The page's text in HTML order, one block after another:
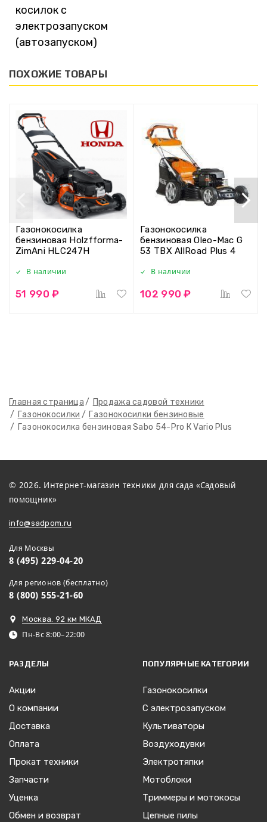
Главная страница
Продажа садовой техники
Газонокосилки
Газонокосилки бензиновые
Газонокосилка бензиновая Sabo 54-Pro К Vario Plus
косилок с
электрозапуском
(автозапуском)
ПОХОЖИЕ ТОВАРЫ
Газонокосилка
бензиновая Holzfforma-
ZimAni HLC247H
В наличии
51 990 ₽
Газонокосилка
бензиновая Oleo-Mac G
53 TBX AllRoad Plus 4
В наличии
102 990 ₽
© 2026. Интернет-магазин техники для сада «Садовый
помощник»
info@sadpom.ru
Для Москвы
8 (495) 229-04-20
Для регионов (бесплатно)
8 (800) 555-21-60
Москва. 92 км МКАД
Пн-Вс 8:00–22:00
РАЗДЕЛЫ
Акции
О компании
Доставка
Оплата
Прокат техники
Запчасти
Уценка
Обмен и возврат
ПОПУЛЯРНЫЕ КАТЕГОРИИ
Газонокосилки
С электрозапуском
Культиваторы
Воздуходувки
Электротяпки
Мотоблоки
Триммеры и мотокосы
Цепные пилы